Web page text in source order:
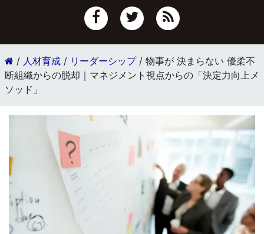
/ 人材育成 / リーダーシップ/ 物事が 決まらない 優柔不
断組織からの脱却｜マネジメント視点からの「決定力向上メ
ソッド」